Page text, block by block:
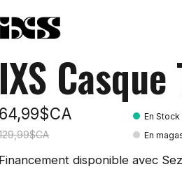
IXS
64,99$CA
En Stock
En
Financement disponible avec